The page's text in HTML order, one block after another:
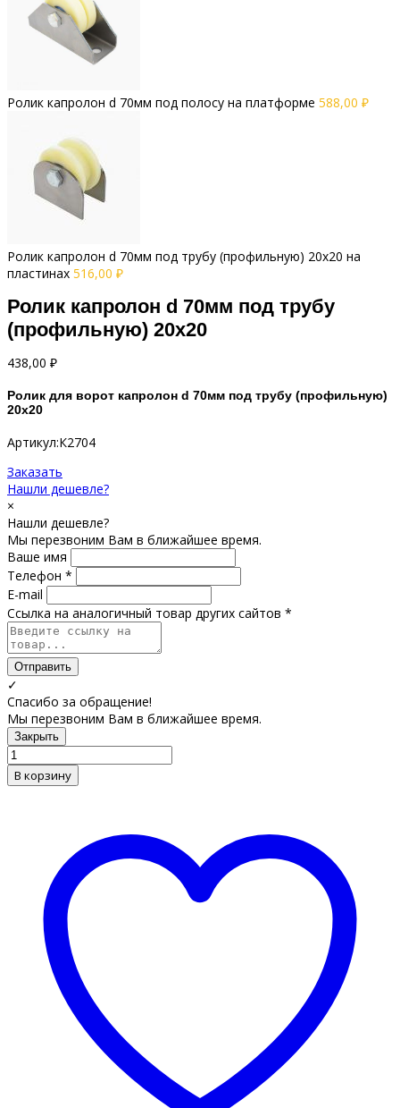
Ролик капролон d 70мм под полосу на платформе 588,00 ₽
Ролик капролон d 70мм под трубу (профильную) 20х20 на
пластинах 516,00 ₽
Ролик капролон d 70мм под трубу
(профильную) 20х20
438,00 ₽
Ролик для ворот капролон d 70мм под трубу (профильную)
20х20
Артикул:К2704
Заказать
Нашли дешевле?
×
Нашли дешевле?
Мы перезвоним Вам в ближайшее время.
Ваше имя
Телефон *
E-mail
Ссылка на аналогичный товар других сайтов *
Отправить
✓
Спасибо за обращение!
Мы перезвоним Вам в ближайшее время.
Закрыть
В корзину